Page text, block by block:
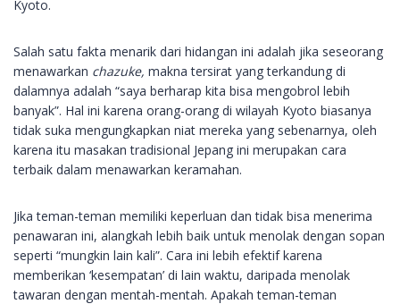
Kyoto.
Salah satu fakta menarik dari hidangan ini adalah jika seseorang
menawarkan chazuke, makna tersirat yang terkandung di
dalamnya adalah “saya berharap kita bisa mengobrol lebih
banyak”. Hal ini karena orang-orang di wilayah Kyoto biasanya
tidak suka mengungkapkan niat mereka yang sebenarnya, oleh
karena itu masakan tradisional Jepang ini merupakan cara
terbaik dalam menawarkan keramahan.
Jika teman-teman memiliki keperluan dan tidak bisa menerima
penawaran ini, alangkah lebih baik untuk menolak dengan sopan
seperti “mungkin lain kali”. Cara ini lebih efektif karena
memberikan ‘kesempatan’ di lain waktu, daripada menolak
tawaran dengan mentah-mentah. Apakah teman-teman